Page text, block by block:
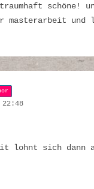
schöne!
und
lohnt sich dann